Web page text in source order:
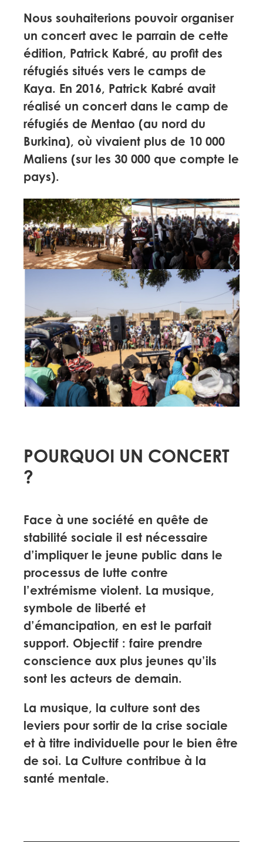
Nous souhaiterions pouvoir organiser
un concert avec le parrain de cette
édition, Patrick Kabré, au profit des
réfugiés situés vers le camps de
Kaya. En 2016, Patrick Kabré avait
réalisé un concert dans le camp de
réfugiés de Mentao (au nord du
Burkina), où vivaient plus de 10 000
Maliens (sur les 30 000 que compte le
pays).
POURQUOI UN CONCERT
?
Face à une société en quête de
stabilité sociale il est nécessaire
d’impliquer le jeune public dans le
processus de lutte contre
l’extrémisme violent. La musique,
symbole de liberté et
d’émancipation, en est le parfait
support. Objectif : faire prendre
conscience aux plus jeunes qu’ils
sont les acteurs de demain.
La musique, la culture sont des
leviers pour sortir de la crise sociale
et à titre individuelle pour le bien être
de soi. La Culture contribue à la
santé mentale.